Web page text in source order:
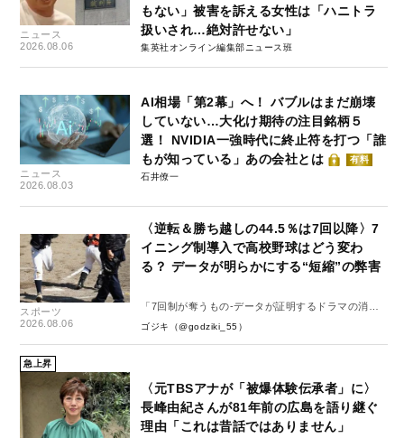
ニュース
2026.08.06
もない」被害を訴える女性は「ハニトラ
扱いされ…絶対許せない」
集英社オンライン編集部ニュース班
ニュース
2026.08.03
AI相場「第2幕」へ！ バブルはまだ崩壊
していない…大化け期待の注目銘柄５
選！ NVIDIA一強時代に終止符を打つ「誰
もが知っている」あの会社とは
有料
石井僚一
スポーツ
2026.08.06
〈逆転＆勝ち越しの44.5％は7回以降〉7
イニング制導入で高校野球はどう変わ
る？ データが明らかにする“短縮”の弊害
「7回制が奪うもの-データが証明するドラマの消
失-」
ゴジキ（@godziki_55）
急上昇
〈元TBSアナが「被爆体験伝承者」に〉
長峰由紀さんが81年前の広島を語り継ぐ
理由「これは昔話ではありません」